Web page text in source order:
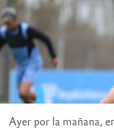
Ayer por la mañana,